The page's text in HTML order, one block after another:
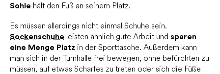
Sohle hält den Fuß an seinem Platz.
Es müssen allerdings nicht einmal Schuhe sein.
Sockenschuhe leisten ähnlich gute Arbeit und sparen
eine Menge Platz in der Sporttasche. Außerdem kann
man sich in der Turnhalle frei bewegen, ohne befürchten zu
müssen, auf etwas Scharfes zu treten oder sich die Füße